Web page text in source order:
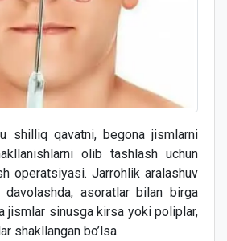
shilliq qavatni, begona jismlarni
olib tashlash uchun
operatsiyasi. Jarrohlik aralashuv
davolashda, asoratlar bilan birga
jismlar sinusga kirsa yoki poliplar,
shakllangan bo’lsa.